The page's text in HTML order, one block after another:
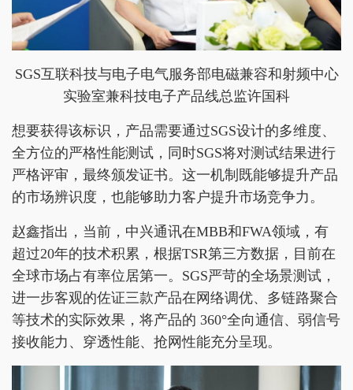
SGS互联科技与电子电气服务部电磁兼容和射频中心
实验室兼科技电子产品线总监许国科
想要获得该标识，产品需要通过SGS设计的多维度、
全方位的严格性能测试，同时SGS将对测试结果进行
严格评审，最终颁发证书。这一机制既能够提升产品
的市场辨识度，也能够助力客户提升市场竞争力。
赵鑫指出，当前，中兴通讯在MBB和FWA领域，有
超过20年的技术积累，根据TSR第三方数据，目前在
全球市场占有率位居第一。SGS严苛的全场景测试，
进一步客观的佐证三款产品在网络调优、多链路聚合
等技术的实际效果，将产品的 360°全向通信、弱信号
接收能力、穿透性能、抢网性能充分呈现。